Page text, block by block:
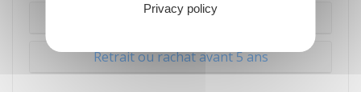
Retrait ou rachat après 5 ans
Retrait ou rachat avant 5 ans
Privacy policy